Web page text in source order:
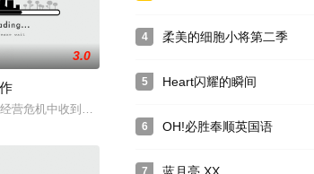
整个天下。这时，有一位将军牺牲自己的
时被一个澳大利亚家庭收养，因为饱受家庭暴力，他10岁
3.0
营危机中收到了解散通知。独自一人留下的韩组长必须在
4 柔美的细胞小将第二季
5 Heart闪耀的瞬间
6 OH!必胜奉顺英国语
7